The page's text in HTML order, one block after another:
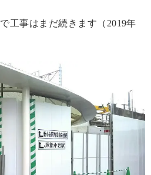
工事はまだ続きます（2019年